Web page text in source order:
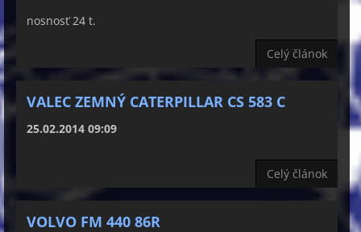
nosnosť 24 t.
Celý článok
VALEC ZEMNÝ CATERPILLAR CS 583 C
25.02.2014 09:09
Celý článok
VOLVO FM 440 86R